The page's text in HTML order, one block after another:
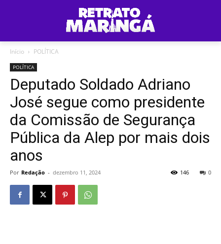
Início POLÍTICA
POLÍTICA
Deputado Soldado Adriano
José segue como presidente
da Comissão de Segurança
Pública da Alep por mais dois
anos
Por Redação - dezembro 11, 2024 0
146